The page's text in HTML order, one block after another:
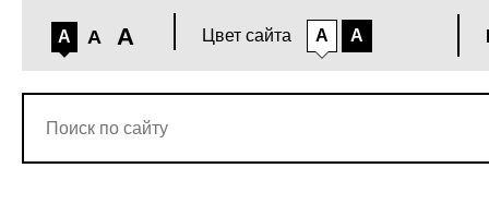
A A A Цвет сайта A A